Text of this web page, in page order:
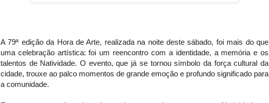
A 79ª edição da Hora de Arte, realizada na noite deste sábado, foi mais do que
uma celebração artística: foi um reencontro com a identidade, a memória e os
talentos de Natividade. O evento, que já se tornou símbolo da força cultural da
cidade, trouxe ao palco momentos de grande emoção e profundo significado para
a comunidade.